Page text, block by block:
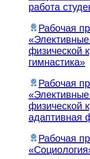
работа
Рабочая
физической
гимнастика»
Рабочая
физической
адаптивная
Рабочая